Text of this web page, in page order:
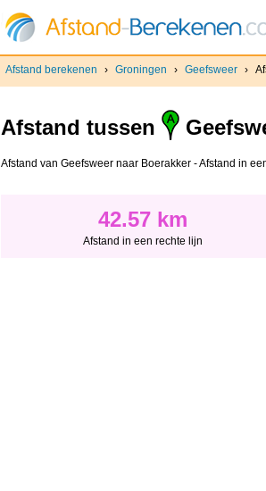
Afstand berekenen › Groningen › Geefsweer ›
Afstand tussen
Afstand van Geefsweer naar Boerakker - Afstand in
42.57 km
Afstand in een rechte lijn